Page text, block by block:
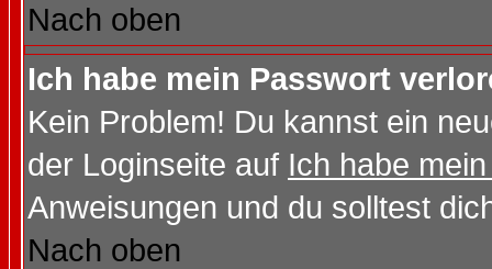
Nach oben
Ich habe mein Passwort
Kein Problem! Du kannst ein
der Loginseite auf Ich habe
Anweisungen und du solltest
Nach oben